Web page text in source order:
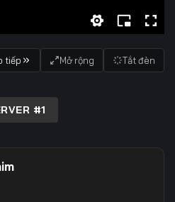
tiếp Mở rộng Tắt đèn
#1